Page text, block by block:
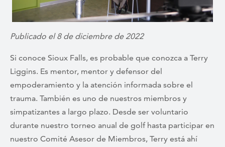
Publicado el 8 de diciembre de 2022
Si conoce Sioux Falls, es probable que conozca a Terry
Liggins. Es mentor, mentor y defensor del
empoderamiento y la atención informada sobre el
trauma. También es uno de nuestros miembros y
simpatizantes a largo plazo. Desde ser voluntario
durante nuestro torneo anual de golf hasta participar en
nuestro Comité Asesor de Miembros, Terry está ahí